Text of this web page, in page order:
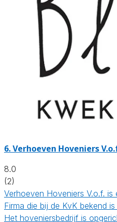
6.Verhoeven Hoveniers
8.0
(2)
Verhoeven Hoveniers V.o.f.
Firma die bij de KvK bekend
Het hoveniersbedrijf is